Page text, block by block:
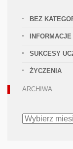
BEZ
INFORMACJE
SUKCESY
ŻYCZENIA
ARCHIWA
ARCHIWA